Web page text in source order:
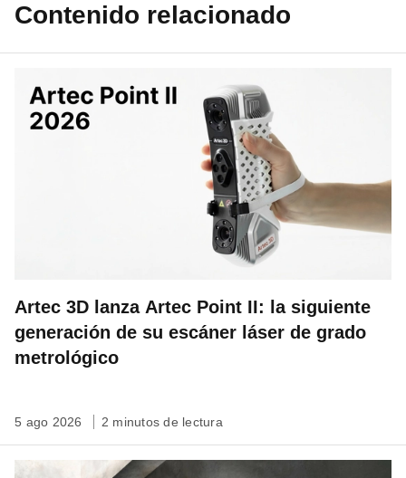
Contenido relacionado
Artec 3D lanza Artec Point II: la siguiente
generación de su escáner láser de grado
metrológico
5 ago 2026 2 minutos de lectura